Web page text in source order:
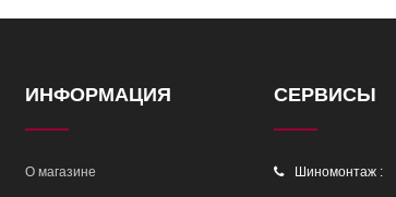
ИНФОРМАЦИЯ
О магазине
СЕРВИСЫ
Шиномонтаж :